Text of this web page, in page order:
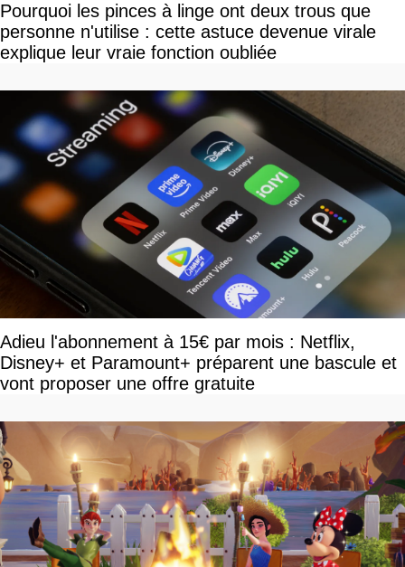
Pourquoi les pinces à linge ont deux trous que
personne n'utilise : cette astuce devenue virale
explique leur vraie fonction oubliée
Adieu l'abonnement à 15€ par mois : Netflix,
Disney+ et Paramount+ préparent une bascule et
vont proposer une offre gratuite